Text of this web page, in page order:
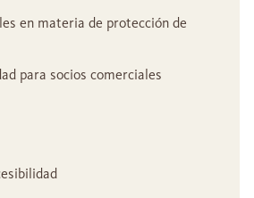
en materia de protección de
para socios comerciales